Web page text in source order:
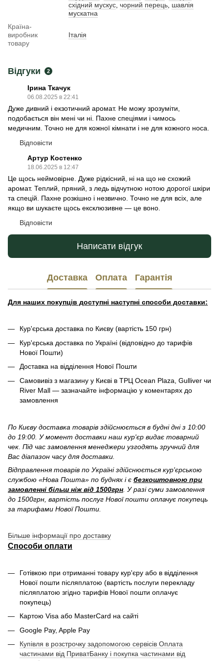
східний мускус, чорний перець, шавлія
мускатна
Країна-
виробник
товару
Італія
Відгуки 2
Ірина Ткачук
06.08.2025 в 22:41
Дуже дивний і екзотичний аромат. Не можу зрозуміти,
подобається він мені чи ні. Пахне спеціями і чимось
медичним. Точно не для кожної кімнати і не для кожного носа.
Відповісти
Артур Костенко
18.06.2025 в 12:47
Це щось неймовірне. Дуже рідкісний, ні на що не схожий
аромат. Теплий, пряний, з ледь відчутною нотою дорогої шкіри
та спецій. Пахне розкішно і незвично. Точно не для всіх, але
якщо ви шукаєте щось ексклюзивне — це воно.
Відповісти
Написати відгук
Доставка Оплата Гарантія
Для наших покупців доступні наступні способи доставки:
Кур'єрська доставка по Києву (вартість 150 грн)
Кур'єрська доставка по Україні (відповідно до тарифів
Нової Пошти)
Доставка на відділення Нової Пошти
Самовивіз з магазину у Києві в ТРЦ Ocean Plaza, Gulliver чи
River Mall — зазначайте інформацію у коментарях до
замовлення
По Києву доставка товарів здійснюється в будні дні з 10:00
до 19:00. У момент доставки наш кур'єр видає товарний
чек. Під час замовлення менеджери узгодять зручний для
Вас діапазон часу для доставки.
Відправлення товарів по Україні здійснюється кур'єрською
службою «Нова Пошта» по буднях і є безкоштовною при
замовленні більш ніж від 1500грн . У разі суми замовлення
до 1500грн, вартість послуг Нової пошти оплачує покупець
за тарифами Нової Пошти.
Більше інформації про доставку
Способи оплати
Готівкою при отриманні товару кур'єру або в відділення
Нової пошти післяплатою (вартість послуги перекладу
післяплатою згідно тарифів Нової пошти оплачує
покупець)
Картою Visa або MasterCard на сайті
Google Pay, Apple Pay
Купівля в розстрочку задопомогою сервісів Оплата
частинами від ПриватБанку і покупка частинами від